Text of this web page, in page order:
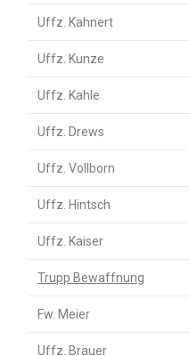
Uffz. Kahnert
Uffz. Kunze
Uffz. Kahle
Uffz. Drews
Uffz. Vollborn
Uffz. Hintsch
Uffz. Kaiser
Trupp Bewaffnung
Fw. Meier
Uffz. Bräuer